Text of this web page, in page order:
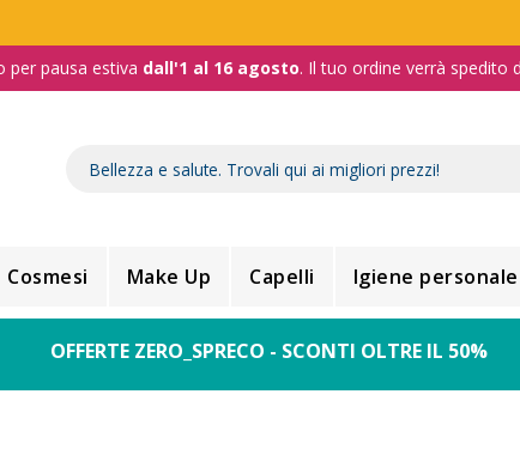
per pausa estiva dall'1 al 16 agosto. Il tuo ordine verrà spedito
Cosmesi Make Up Capelli Igiene personale
OFFERTE ZERO_SPRECO - SCONTI OLTRE IL 50%